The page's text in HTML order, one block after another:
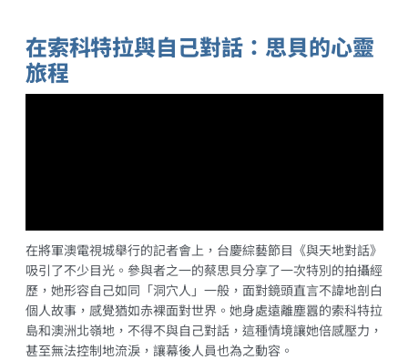
在索科特拉與自己對話：思貝的心靈
旅程
在將軍澳電視城舉行的記者會上，台慶綜藝節目《與天地對話》
吸引了不少目光。參與者之一的蔡思貝分享了一次特別的拍攝經
歷，她形容自己如同「洞穴人」一般，面對鏡頭直言不諱地剖白
個人故事，感覺猶如赤裸面對世界。她身處遠離塵囂的索科特拉
島和澳洲北嶺地，不得不與自己對話，這種情境讓她倍感壓力，
甚至無法控制地流淚，讓幕後人員也為之動容。